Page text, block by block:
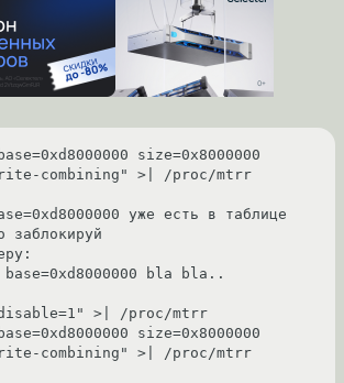
size=0x8000000
combining" >| /proc/mtrr
уже есть в таблице
заблокируй
bla bla..
>| /proc/mtrr
size=0x8000000
combining" >| /proc/mtrr